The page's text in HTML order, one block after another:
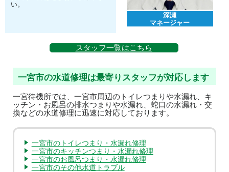
い。
深瀬
マネージャー
スタッフ一覧はこちら
一宮市の水道修理は最寄りスタッフが対応します
一宮待機所では、一宮市周辺のトイレつまりや水漏れ、キ
ッチン・お風呂の排水つまりや水漏れ、蛇口の水漏れ・交
換などの水道修理に迅速に対応しております。
一宮市のトイレつまり・水漏れ修理
一宮市のキッチンつまり・水漏れ修理
一宮市のお風呂つまり・水漏れ修理
一宮市のその他水道トラブル